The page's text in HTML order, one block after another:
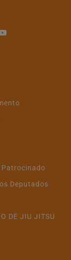
Patrocinado
Deputados
DE JIU JITSU